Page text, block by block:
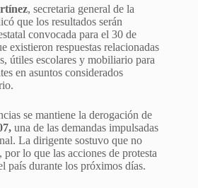
, secretaria general de la
que los resultados serán
convocada para el 30 de
existieron respuestas relacionadas
útiles escolares y mobiliario para
en asuntos considerados
se mantiene la derogación de
una de las demandas impulsadas
La dirigente sostuvo que no
por lo que las acciones de protesta
país durante los próximos días.